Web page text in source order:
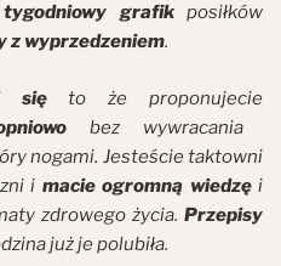
tygodniowy grafikposiłków
z wyprzedzeniem.
sięto że proponujecie
bez wywracania
nogami. Jesteście taktowni
i macie ogromną wiedzęi
zdrowego życia. Przepisy
już je polubiła.